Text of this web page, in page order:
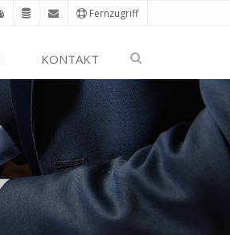
Fernzugriff
KONTAKT